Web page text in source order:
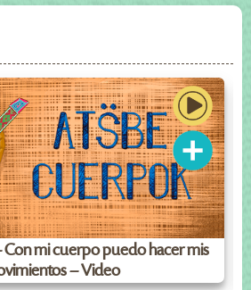
mi cuerpo puedo hacer mis
– Video